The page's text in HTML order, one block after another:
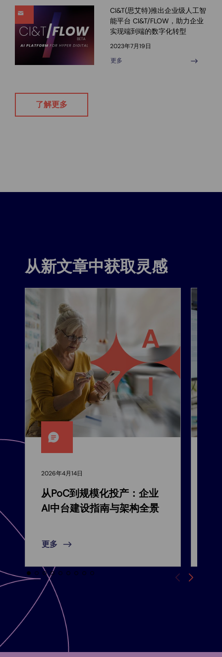
CI&T(思艾特)推出企业级人工智
能平台 CI&T/FLOW，助力企业
实现端到端的数字化转型
2023年7月19日
更多
了解更多
从新文章中获取灵感
2026年4月14日
从PoC到规模化投产：企业
AI中台建设指南与架构全景
更多